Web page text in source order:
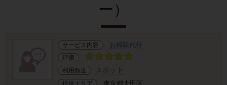
ー）
サービス内容 お掃除代行
評価
利用頻度
スポット
提供エリア 東京都大田区